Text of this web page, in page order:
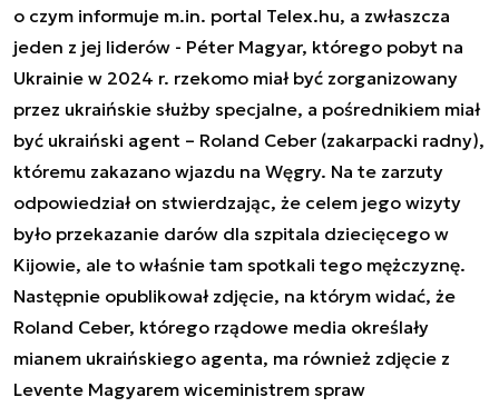
o czym informuje m.in. portal Telex.hu, a zwłaszcza
jeden z jej liderów - Péter Magyar, którego pobyt na
Ukrainie w 2024 r. rzekomo miał być zorganizowany
przez ukraińskie służby specjalne, a pośrednikiem miał
być ukraiński agent – Roland Ceber (zakarpacki radny),
któremu zakazano wjazdu na Węgry. Na te zarzuty
odpowiedział on stwierdzając, że celem jego wizyty
było przekazanie darów dla szpitala dziecięcego w
Kijowie, ale to właśnie tam spotkali tego mężczyznę.
Następnie opublikował zdjęcie, na którym widać, że
Roland Ceber, którego rządowe media określały
mianem ukraińskiego agenta, ma również zdjęcie z
Levente Magyarem wiceministrem spraw